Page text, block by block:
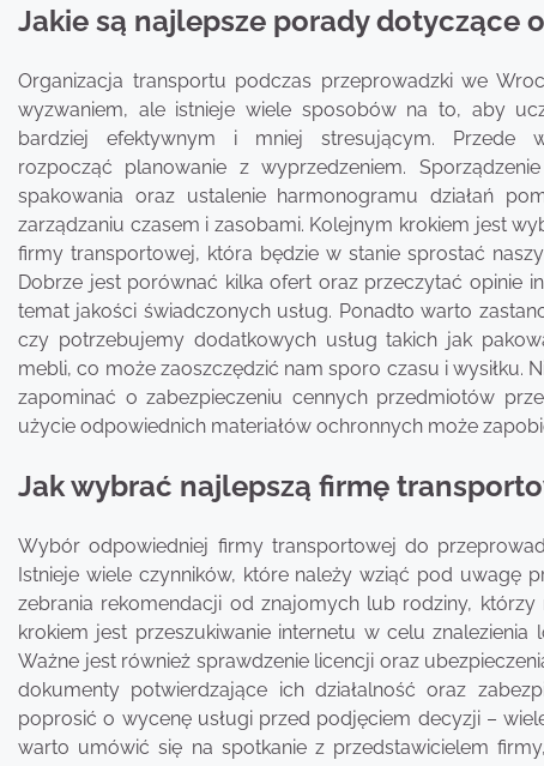
Jakie są najlepsze porady dotyczące
Organizacja transportu podczas przeprowadzki we
wyzwaniem, ale istnieje wiele sposobów na to, aby
bardziej efektywnym i mniej stresującym. Przede
rozpocząć planowanie z wyprzedzeniem.
spakowania oraz ustalenie harmonogramu działań
zarządzaniu czasem i zasobami. Kolejnym krokiem jest
firmy transportowej, która będzie w stanie sprostać
Dobrze jest porównać kilka ofert oraz przeczytać opinie
temat jakości świadczonych usług. Ponadto warto
czy potrzebujemy dodatkowych usług takich jak
mebli, co może zaoszczędzić nam sporo czasu i wysiłku.
zapominać o zabezpieczeniu cennych przedmiotów
użycie odpowiednich materiałów ochronnych może
Jak wybrać najlepszą firmę
Wybór odpowiedniej firmy transportowej do
Istnieje wiele czynników, które należy wziąć pod uwagę
zebrania rekomendacji od znajomych lub rodziny,
krokiem jest przeszukiwanie internetu w celu
Ważne jest również sprawdzenie licencji oraz
dokumenty potwierdzające ich działalność oraz
poprosić o wycenę usługi przed podjęciem decyzji –
warto umówić się na spotkanie z przedstawicielem